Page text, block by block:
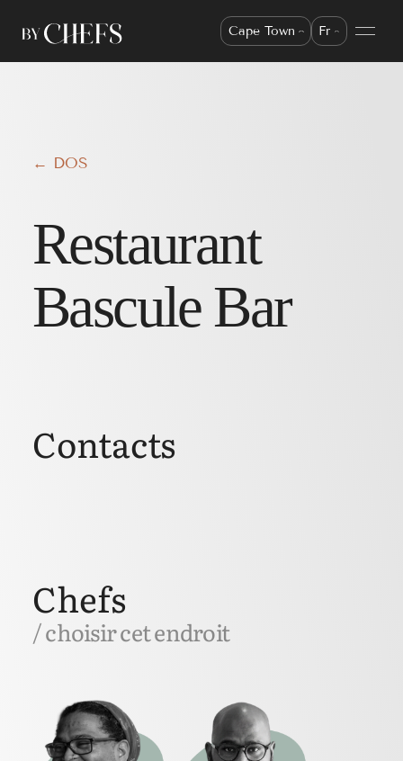
Cape Town Fr
← DOS
Restaurant
Bascule Bar
Chefs
/ choisir cet endroit
Contacts